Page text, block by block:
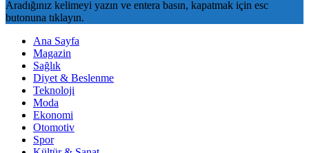
Aradığınız kelimeyi yazın ve entera basın, kapatmak için esc
butonuna tıklayın.
Ana Sayfa
Magazin
Sağlık
Diyet & Beslenme
Teknoloji
Moda
Ekonomi
Otomotiv
Spor